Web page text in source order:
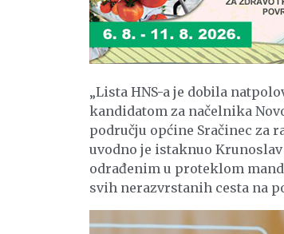
„Lista HNS-a je dobila
kandidatom za načelnika
području općine Sračinec za
uvodno je istaknuo
odrađenim u proteklom
svih nerazvrstanih cesta na